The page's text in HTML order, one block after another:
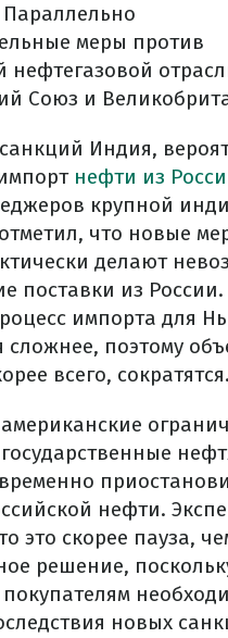
меры против
нефтегазовой
Союз и
Индия,
нефти из
крупной
что новые
делают
поставки из
импорта для
сложнее, поэтому
всего, сократятся.
нефти.
это скорее пауза,
решение,
новых